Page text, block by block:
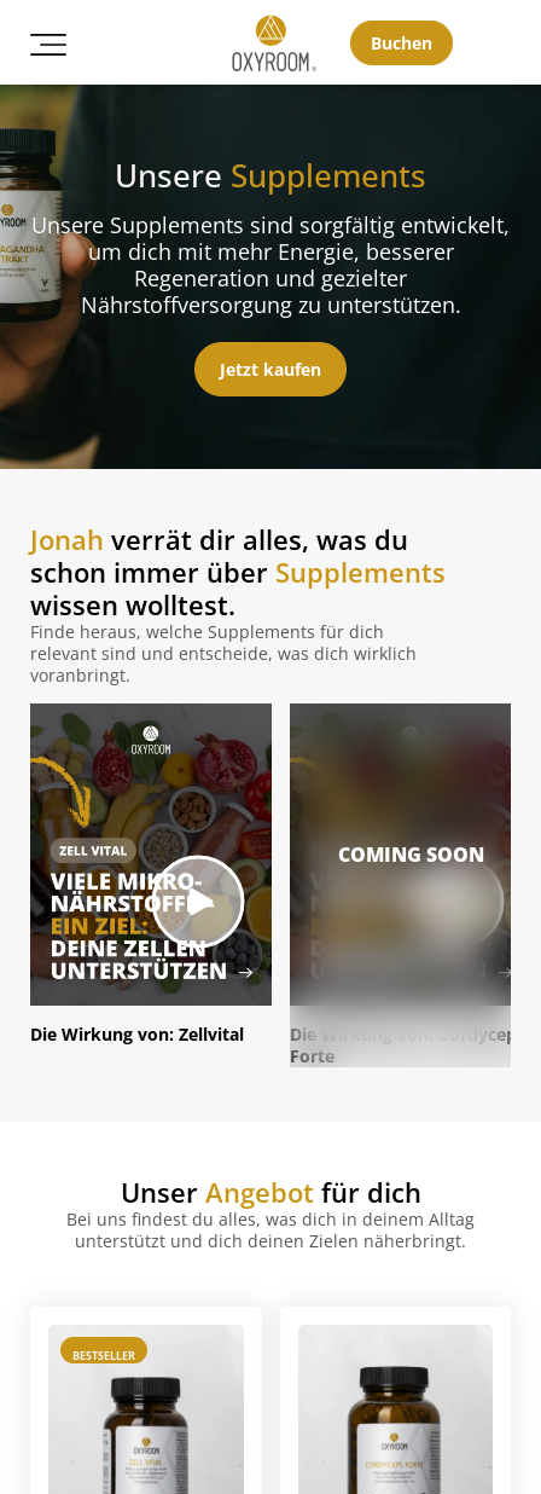
Buchen
Unsere Supplements
Unsere Supplements sind sorgfältig entwickelt,
um dich mit mehr Energie, besserer
Regeneration und gezielter
Nährstoffversorgung zu unterstützen.
Jetzt kaufen
Jonah verrät dir alles, was du
schon immer über Supplements
wissen wolltest.
Finde heraus, welche Supplements für dich
relevant sind und entscheide, was dich wirklich
voranbringt.
Die Wirkung von: Zellvital
COMING SOON
Die Wirkung von: Cordyceps
Forte
Unser Angebot für dich
Bei uns findest du alles, was dich in deinem Alltag
unterstützt und dich deinen Zielen näherbringt.
BESTSELLER